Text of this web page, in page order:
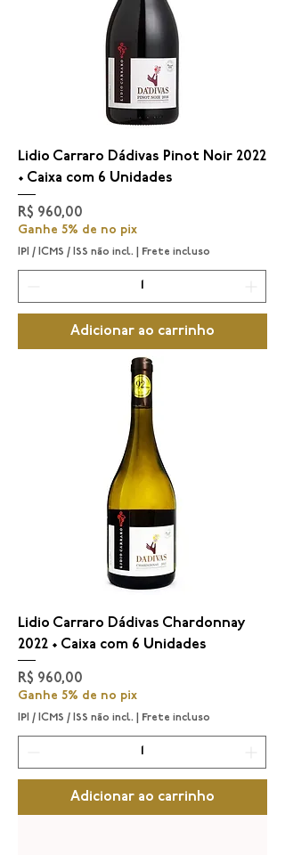
Lidio Carraro Dádivas Pinot Noir 2022
• Caixa com 6 Unidades
Preço
R$ 960,00
Ganhe 5% de no pix
IPI / ICMS / ISS não incl. Frete incluso
Adicionar ao carrinho
Lidio Carraro Dádivas Chardonnay
2022 • Caixa com 6 Unidades
Preço
R$ 960,00
Ganhe 5% de no pix
IPI / ICMS / ISS não incl. Frete incluso
Adicionar ao carrinho